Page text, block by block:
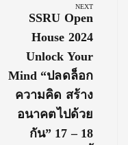
NEXT
Next
Post:
SSRU Open
House 2024
Unlock Your
Mind “ปลดล็อก
ความคิด สร้าง
อนาคตไปด้วย
กัน” 17 – 18